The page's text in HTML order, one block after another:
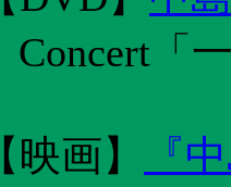
Concert
【 映画】
『